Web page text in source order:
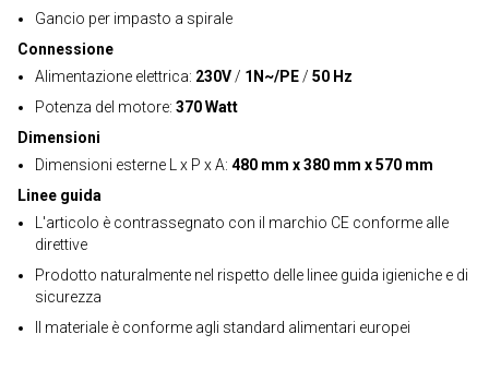
Gancio per impasto a spirale
Connessione
Alimentazione elettrica: 230V / 1N~/PE / 50 Hz
Potenza del motore: 370 Watt
Dimensioni
Dimensioni esterne L x P x A: 480 mm x 380 mm x 570 mm
Linee guida
L'articolo è contrassegnato con il marchio CE conforme alle
direttive
Prodotto naturalmente nel rispetto delle linee guida igieniche e di
sicurezza
Il materiale è conforme agli standard alimentari europei